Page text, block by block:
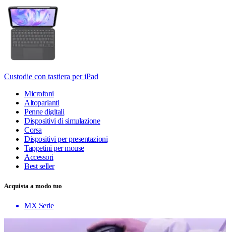
Custodie con tastiera per iPad
Microfoni
Altoparlanti
Penne digitali
Dispositivi di simulazione
Corsa
Dispositivi per presentazioni
Tappetini per mouse
Accessori
Best seller
Acquista a modo tuo
MX Serie